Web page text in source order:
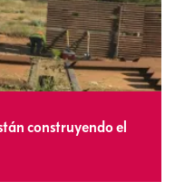
construyendo el